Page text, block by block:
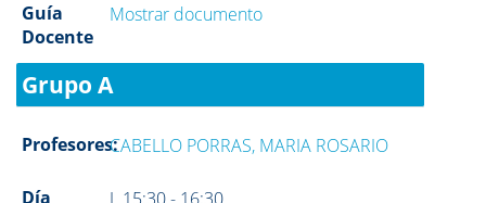
Guía
Docente
Mostrar documento
Grupo A
Profesores:CABELLO PORRAS, MARIA ROSARIO
Día